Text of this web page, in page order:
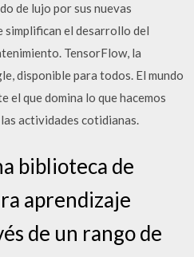
de lujo por sus nuevas
simplifican el desarrollo del
TensorFlow, la
disponible para todos. El mundo
el que domina lo que hacemos
actividades cotidianas.
biblioteca de
aprendizaje
de un rango de